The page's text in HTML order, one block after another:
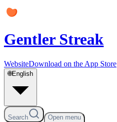
Gentler Streak
WebsiteDownload on the App Store
🌐English
Search Open menu